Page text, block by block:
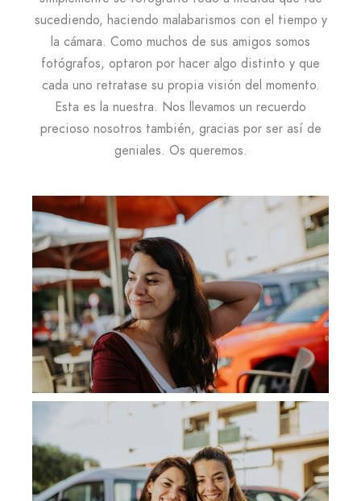
sucediendo, haciendo malabarismos con el tiempo y
la cámara. Como muchos de sus amigos somos
fotógrafos, optaron por hacer algo distinto y que
cada uno retratase su propia visión del momento.
Esta es la nuestra. Nos llevamos un recuerdo
precioso nosotros también, gracias por ser así de
geniales. Os queremos.